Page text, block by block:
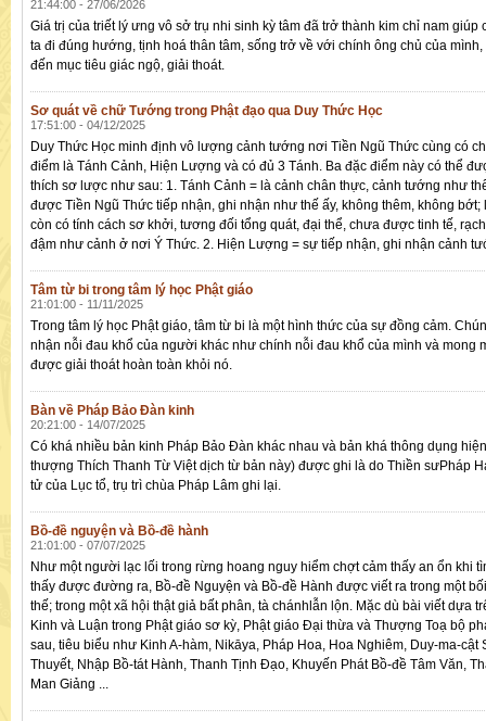
21:44:00 - 27/06/2026
Giá trị của triết lý ưng vô sở trụ nhi sinh kỳ tâm đã trở thành kim chỉ nam giúp
ta đi đúng hướng, tịnh hoá thân tâm, sống trở về với chính ông chủ của
đến mục tiêu giác ngộ, giải thoát.
Sơ quát về chữ Tướng trong Phật đạo qua Duy Thức Học
17:51:00 - 04/12/2025
Duy Thức Học minh định vô lượng cảnh tướng nơi Tiền Ngũ Thức cùng có
điểm là Tánh Cảnh, Hiện Lượng và có đủ 3 Tánh. Ba đặc điểm này có thể
thích sơ lược như sau: 1. Tánh Cảnh = là cảnh chân thực, cảnh tướng như
được Tiền Ngũ Thức tiếp nhận, ghi nhận như thế ấy, không thêm, không bớt;
còn có tính cách sơ khởi, tương đối tổng quát, đại thể, chưa được tinh tế,
đậm như cảnh ở nơi Ý Thức. 2. Hiện Lượng = sự tiếp nhận, ghi nhận cảnh
Tâm từ bi trong tâm lý học Phật giáo
21:01:00 - 11/11/2025
Trong tâm lý học Phật giáo, tâm từ bi là một hình thức của sự đồng cảm.
nhận nỗi đau khổ của người khác như chính nỗi đau khổ của mình và mong
được giải thoát hoàn toàn khỏi nó.
Bàn về Pháp Bảo Đàn kinh
20:21:00 - 14/07/2025
Có khá nhiều bản kinh Pháp Bảo Đàn khác nhau và bản khá thông dụng
thượng Thích Thanh Từ Việt dịch từ bản này) được ghi là do Thiền sưPháp
tử của Lục tổ, trụ trì chùa Pháp Lâm ghi lại.
Bồ-đề nguyện và Bồ-đề hành
21:01:00 - 07/07/2025
Như một người lạc lối trong rừng hoang nguy hiểm chợt cảm thấy an ổn khi
thấy được đường ra, Bồ-đề Nguyện và Bồ-đề Hành được viết ra trong một
thế; trong một xã hội thật giả bất phân, tà chánhlẫn lộn. Mặc dù bài viết dựa
Kinh và Luận trong Phật giáo sơ kỳ, Phật giáo Đại thừa và Thượng Toạ bộ
sau, tiêu biểu như Kinh A-hàm, Nikāya, Pháp Hoa, Hoa Nghiêm, Duy-ma-cật
Thuyết, Nhập Bồ-tát Hành, Thanh Tịnh Đạo, Khuyến Phát Bồ-đề Tâm Văn,
Man Giảng ...